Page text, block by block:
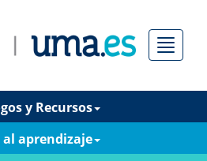
Menú
y Recursos
al aprendizaje